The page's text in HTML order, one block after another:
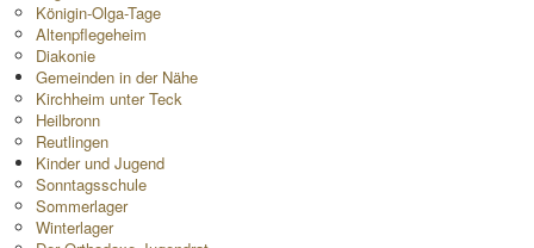
Königin-Olga-Tage
Altenpflegeheim
Diakonie
Gemeinden in der Nähe
Kirchheim unter Teck
Heilbronn
Reutlingen
Kinder und Jugend
Sonntagsschule
Sommerlager
Winterlager